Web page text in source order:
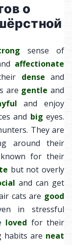
о
sense of
affectionate
dense and
are gentle and
and enjoy
and big eyes.
They are
around their
for their
but not overly
and can get
cats are good
in stressful
loved for their
habits are neat